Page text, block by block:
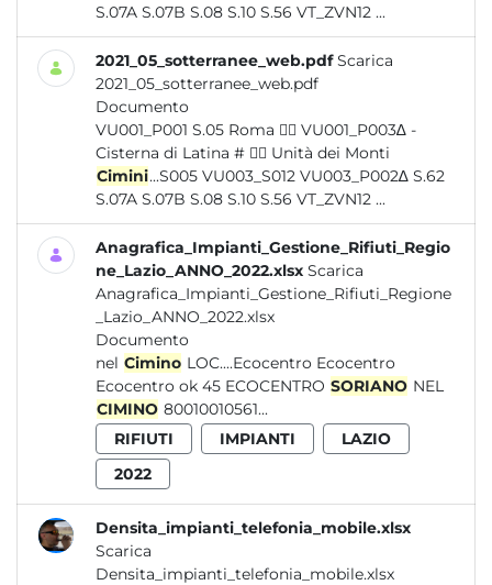
S.07A S.07B S.08 S.10 S.56 VT_ZVN12 ...
2021_05_sotterranee_web.pdf Scarica
2021_05_sotterranee_web.pdf
Documento
VU001_P001 S.05 Roma  VU001_P003∆ -
Cisterna di Latina #  Unità dei Monti
Cimini...S005 VU003_S012 VU003_P002∆ S.62
S.07A S.07B S.08 S.10 S.56 VT_ZVN12 ...
Anagrafica_Impianti_Gestione_Rifiuti_Regio
ne_Lazio_ANNO_2022.xlsx Scarica
Anagrafica_Impianti_Gestione_Rifiuti_Regione
_Lazio_ANNO_2022.xlsx
Documento
nel Cimino LOC....Ecocentro Ecocentro
Ecocentro ok 45 ECOCENTRO SORIANO NEL
CIMINO 80010010561...
RIFIUTI
IMPIANTI
LAZIO
2022
Densita_impianti_telefonia_mobile.xlsx
Scarica
Densita_impianti_telefonia_mobile.xlsx